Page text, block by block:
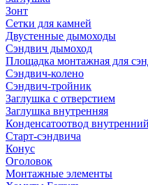
Зонт
Сетки для камней
Двустенные дымоходы
Сэндвич дымоход
Площадка монтажная для
Сэндвич-колено
Сэндвич-тройник
Заглушка с отверстием
Заглушка внутренняя
Конденсатоотвод внутренний
Старт-сэндвича
Конус
Оголовок
Монтажные элементы